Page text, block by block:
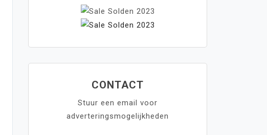
CONTACT
Stuur een email voor
adverteringsmogelijkheden